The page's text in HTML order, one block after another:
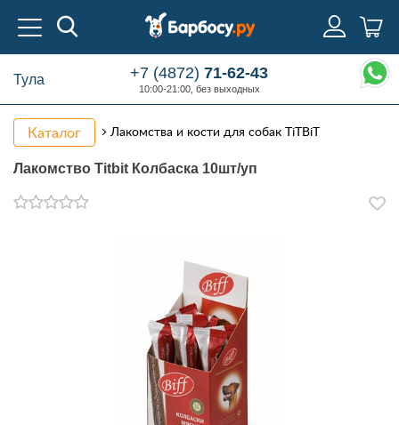
Тула +7 (4872)71-62-43
10:00-21:00, без выходных
Каталог Лакомства и кости для собак TiTBiT
Лакомство Titbit Колбаска 10шт/уп